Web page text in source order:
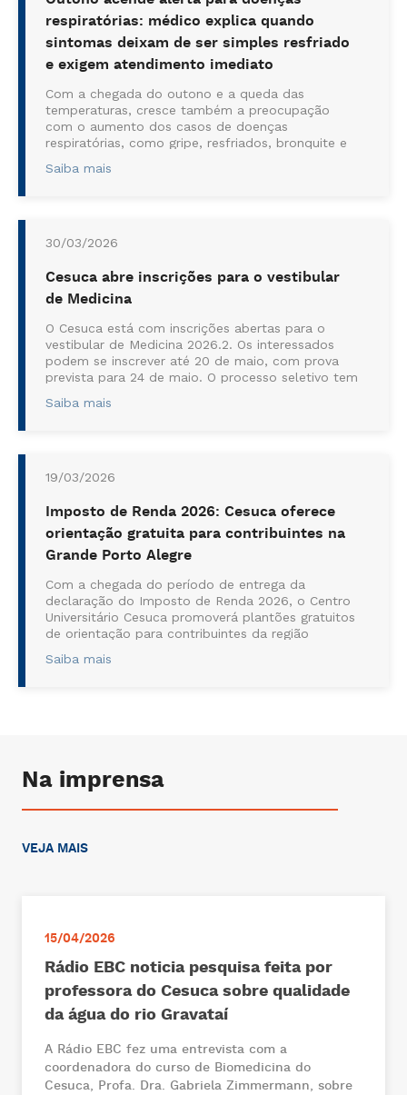
respiratórias: médico explica quando
sintomas deixam de ser simples resfriado
e exigem atendimento imediato
Com a chegada do outono e a queda das
temperaturas, cresce também a preocupação
com o aumento dos casos de doenças
respiratórias, como gripe, resfriados, bronquite e
maior circulação viral, poluição e permanência
Saiba mais
30/03/2026
Cesuca abre inscrições para o vestibular
de Medicina
O Cesuca está com inscrições abertas para o
vestibular de Medicina 2026.2. Os interessados
podem se inscrever até 20 de maio, com prova
prevista para 24 de maio. O processo seletivo tem
ofertadas 25 vagas para o curso. A seleção ...
Saiba mais
19/03/2026
Imposto de Renda 2026: Cesuca oferece
orientação gratuita para contribuintes na
Grande Porto Alegre
Com a chegada do período de entrega da
declaração do Imposto de Renda 2026, o Centro
Universitário Cesuca promoverá plantões gratuitos
de orientação para contribuintes da região
auxiliar pessoas físicas e microempreendedores
Saiba mais
Na imprensa
VEJA MAIS
15/04/2026
Rádio EBC noticia pesquisa feita por
professora do Cesuca sobre qualidade
da água do rio Gravataí
A Rádio EBC fez uma entrevista com a
coordenadora do curso de Biomedicina do
Cesuca, Profa. Dra. Gabriela Zimmermann, sobre